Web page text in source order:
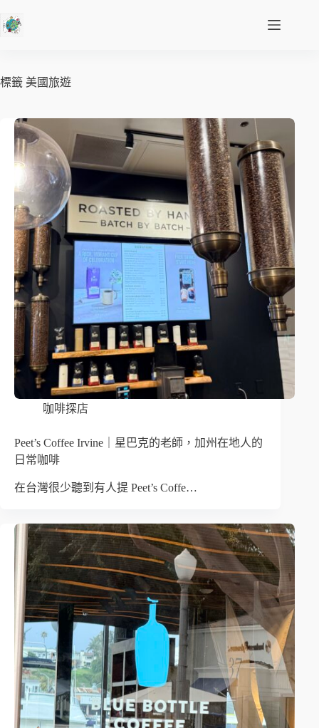
標籤 美國旅遊
咖啡探店
Peet’s Coffee Irvine｜星巴克的老師，加州在地人的
日常咖啡
在台灣很少聽到有人提 Peet’s Coffe…